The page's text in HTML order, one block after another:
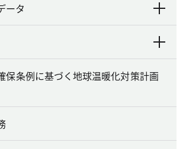
ータ
保条例に基づく地球温暖化対策計画